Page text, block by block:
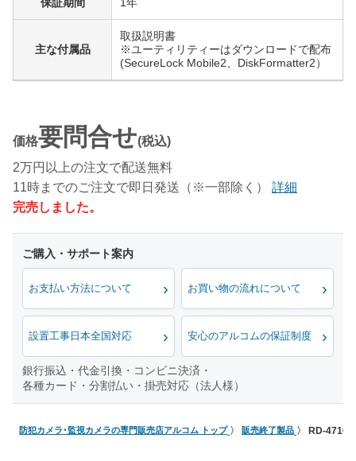
主な付属品
取扱説明書
※ユーティリティーはダウンロードで配布
(SecureLock Mobile2、DiskFormatter2）
価格要問合せ(税込)
2万円以上の注文で配送無料
11時までのご注文で即日発送（※一部除く）
詳細
完売しました。
お支払い方法について お買い物の流れについて
設置工事日本全国対応 安心のアルコムの保証制度
銀行振込・代金引換・コンビニ決済・
各種カード・分割払い・掛売対応（法人様）
防犯カメラ･監視カメラの専門販売店アルコム トップ 販売終了製品 RD-4716